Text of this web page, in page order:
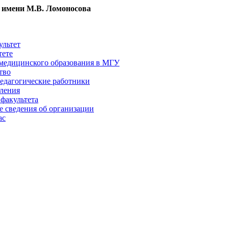
М.В. Ломоносова
образования в МГУ
работники
об организации